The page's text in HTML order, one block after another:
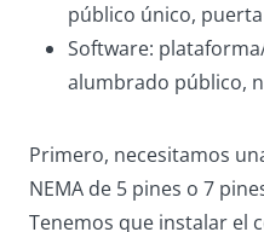
público único,
Software:
alumbrado público,
Primero, necesitamos
NEMA de 5 pines o 7
Tenemos que instalar el